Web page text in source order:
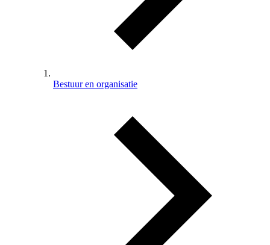
Bestuur en organisatie